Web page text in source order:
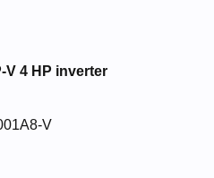
V 4 HP inverter
V